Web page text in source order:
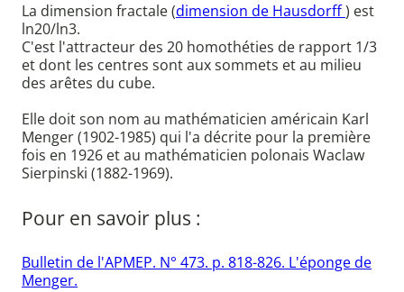
La dimension fractale (dimension de Hausdorff) est
ln20/ln3.
C'est l'attracteur des 20 homothéties de rapport 1/3
et dont les centres sont aux sommets et au milieu
des arêtes du cube.
Elle doit son nom au mathématicien américain Karl
Menger (1902-1985) qui l'a décrite pour la première
fois en 1926 et au mathématicien polonais Waclaw
Sierpinski (1882-1969).
Pour en savoir plus :
Bulletin de l'APMEP. N° 473. p. 818-826. L'éponge de
Menger.